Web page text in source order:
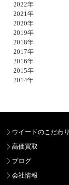
2022年
2021年
2020年
2019年
2018年
2017年
2016年
2015年
2014年
ウイードのこだわり
高価買取
ブログ
会社情報